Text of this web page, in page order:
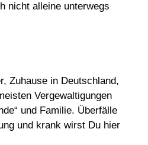
nicht alleine unterwegs
Zuhause in Deutschland,
Vergewaltigungen
und Familie. Überfälle
und krank wirst Du hier